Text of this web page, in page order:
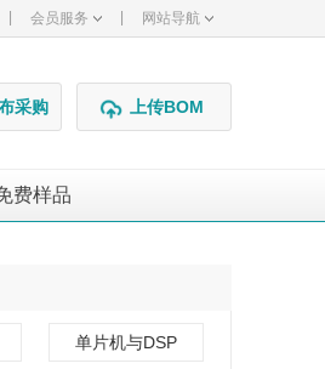
会员服务 网站导航
采购 上传BOM
费样品
单片机与DSP